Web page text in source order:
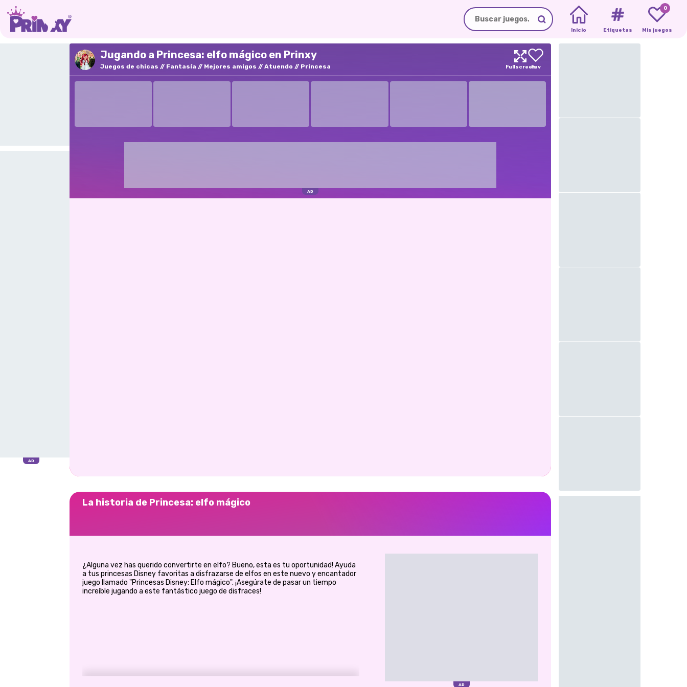
Inicio Etiquetas
0
Mis juegos
Jugando a Princesa: elfo mágico en Prinxy
Juegos de chicas Fantasía Mejores amigos Atuendo Princesa
La historia de Princesa: elfo mágico
¿Alguna vez has querido convertirte en elfo? Bueno, esta es tu oportunidad! Ayuda
a tus princesas Disney favoritas a disfrazarse de elfos en este nuevo y encantador
juego llamado "Princesas Disney: Elfo mágico". ¡Asegúrate de pasar un tiempo
increíble jugando a este fantástico juego de disfraces!